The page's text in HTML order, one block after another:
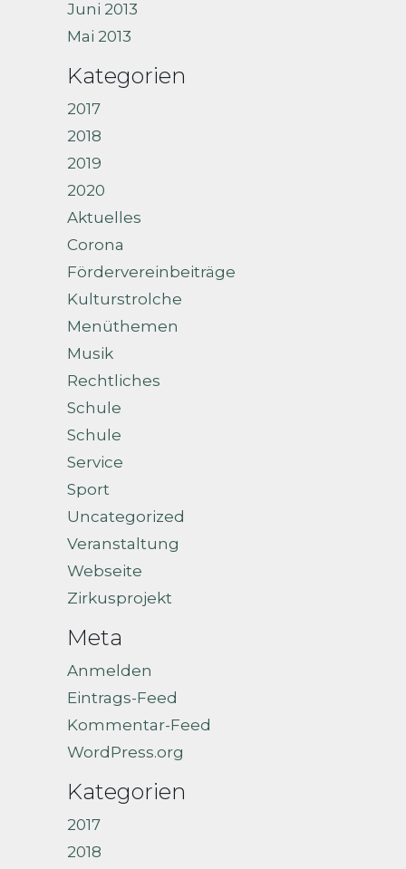
Juni 2013
Mai 2013
Kategorien
2017
2018
2019
2020
Aktuelles
Corona
Fördervereinbeiträge
Kulturstrolche
Menüthemen
Musik
Rechtliches
Schule
Schule
Service
Sport
Uncategorized
Veranstaltung
Webseite
Zirkusprojekt
Meta
Anmelden
Eintrags-Feed
Kommentar-Feed
WordPress.org
Kategorien
2017
2018